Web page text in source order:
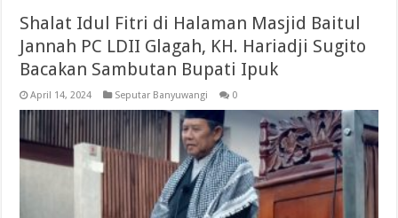
Shalat Idul Fitri di Halaman Masjid Baitul
Jannah PC LDII Glagah, KH. Hariadji Sugito
Bacakan Sambutan Bupati Ipuk
April 14, 2024 Seputar Banyuwangi 0